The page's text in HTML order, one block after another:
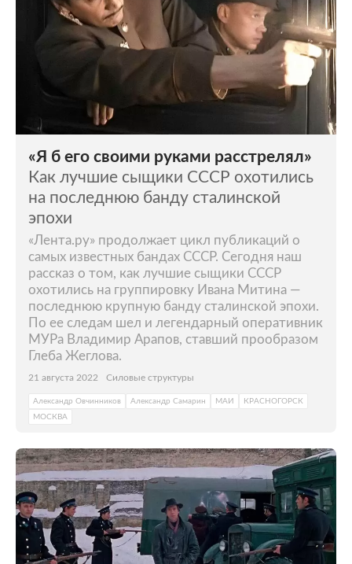
«Я б его своими руками расстрелял»
Как лучшие сыщики СССР охотились
на последнюю банду сталинской
эпохи
«Лента.ру» продолжает цикл публикаций о
самых известных бандах СССР. Сегодня наш
рассказ о том, как лучшие сыщики СССР
охотились на группировку Ивана Митина —
последнюю крупную банду сталинской эпохи.
По ее следам шел и легендарный оперативник
МУРа Владимир Арапов, ставший прообразом
Глеба Жеглова.
21 августа 2022 Силовые структуры
Александр Овчинников Александр Самарин МАИ
КРАСНОГОРСК
МОСКВА